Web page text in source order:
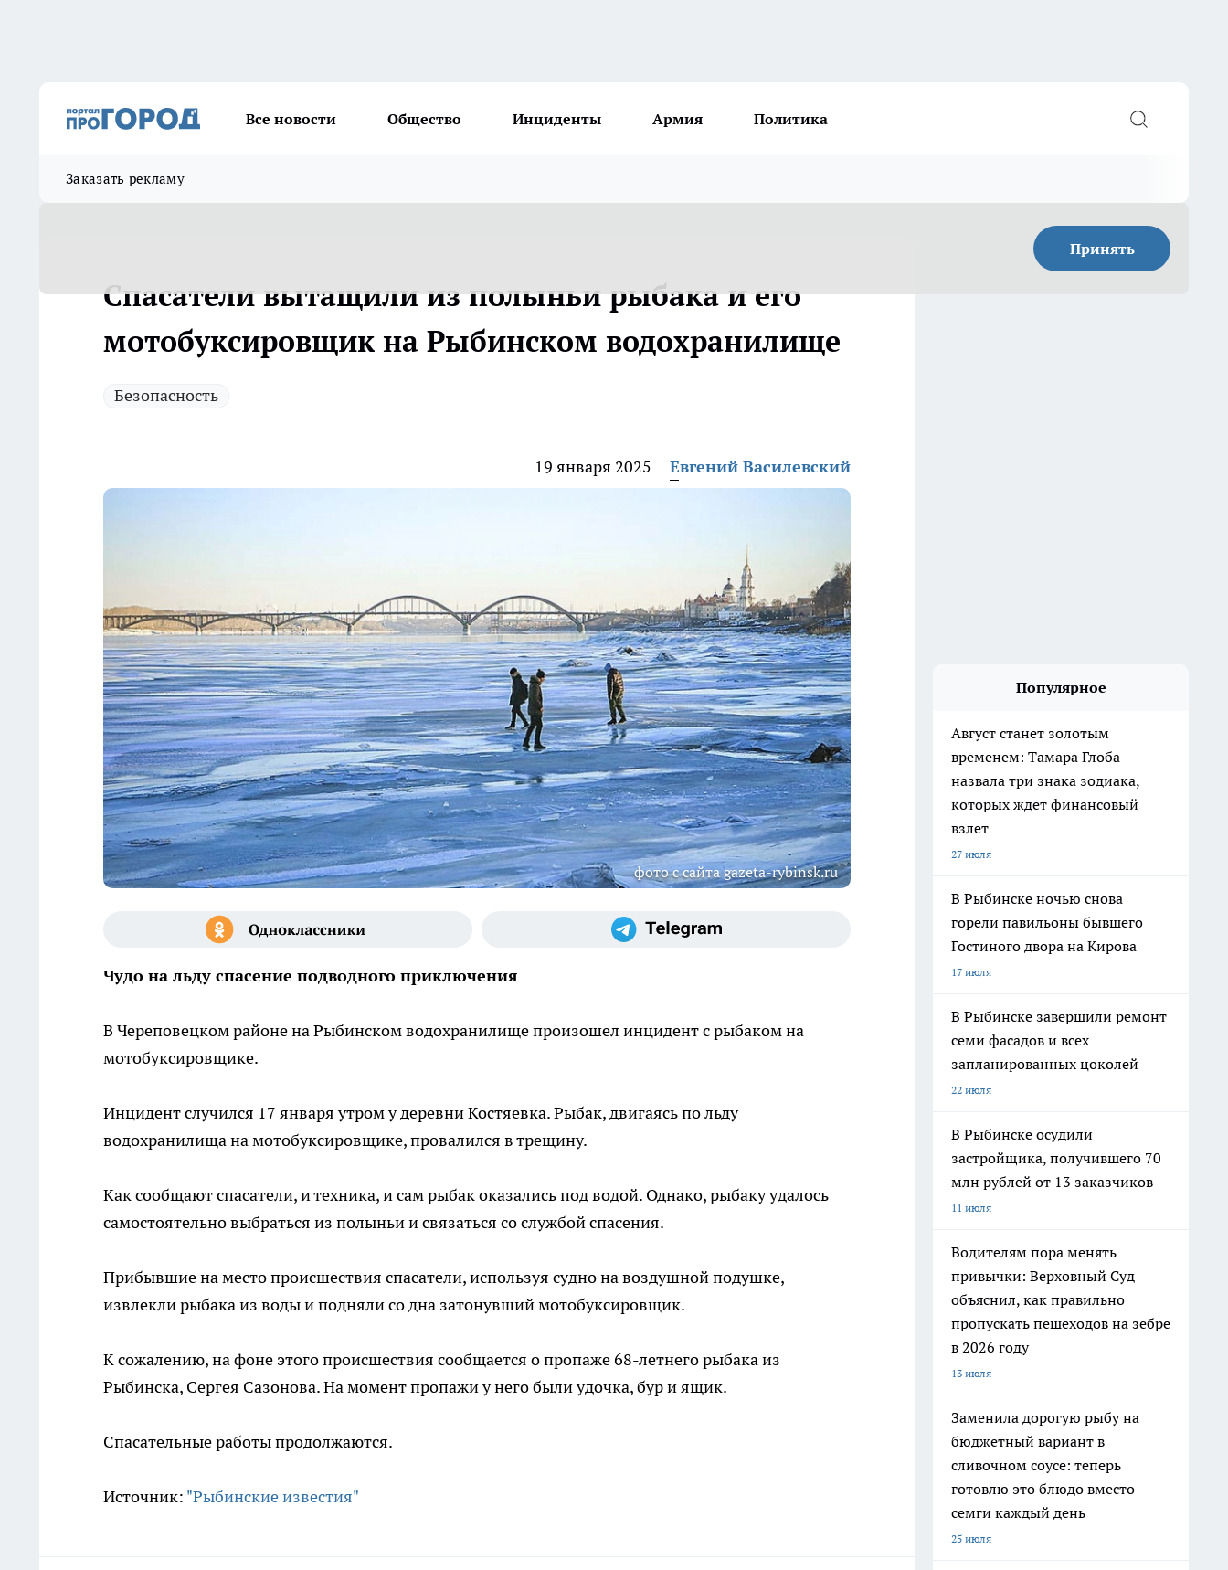
Все новости Общество Инциденты Армия Политика
Заказать рекламу
Принять
Спасатели вытащили из полыньи рыбака и его
мотобуксировщик на Рыбинском водохранилище
Безопасность
19 января 2025 Евгений Василевский
фото с сайта gazeta-rybinsk.ru
Чудо на льду спасение подводного приключения
В Череповецком районе на Рыбинском водохранилище произошел инцидент с рыбаком на
мотобуксировщике.
Инцидент случился 17 января утром у деревни Костяевка. Рыбак, двигаясь по льду
водохранилища на мотобуксировщике, провалился в трещину.
Как сообщают спасатели, и техника, и сам рыбак оказались под водой. Однако, рыбаку удалось
самостоятельно выбраться из полыньи и связаться со службой спасения.
Прибывшие на место происшествия спасатели, используя судно на воздушной подушке,
извлекли рыбака из воды и подняли со дна затонувший мотобуксировщик.
К сожалению, на фоне этого происшествия сообщается о пропаже 68-летнего рыбака из
Рыбинска, Сергея Сазонова. На момент пропажи у него были удочка, бур и ящик.
Спасательные работы продолжаются.
Источник: "Рыбинские известия"
Популярное
Август станет золотым
временем: Тамара Глоба
назвала три знака зодиака,
которых ждет финансовый
взлет
27 июля
В Рыбинске ночью снова
горели павильоны бывшего
Гостиного двора на Кирова
17 июля
В Рыбинске завершили ремонт
семи фасадов и всех
запланированных цоколей
22 июля
В Рыбинске осудили
застройщика, получившего 70
млн рублей от 13 заказчиков
11 июля
Водителям пора менять
привычки: Верховный Суд
объяснил, как правильно
пропускать пешеходов на зебре
в 2026 году
13 июля
Заменила дорогую рыбу на
бюджетный вариант в
сливочном соусе: теперь
готовлю это блюдо вместо
семги каждый день
25 июля